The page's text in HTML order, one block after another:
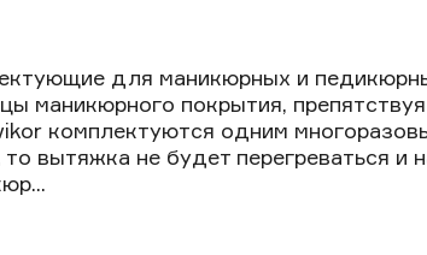
для маникюрных и
маникюрного покрытия,
комплектуются одним
вытяжка не будет перегреваться и